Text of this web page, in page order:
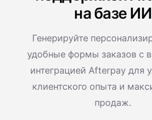
на базе ИИ
Генерируйте
удобные формы заказов с
интеграцией Afterpay для
клиентского опыта и
продаж.